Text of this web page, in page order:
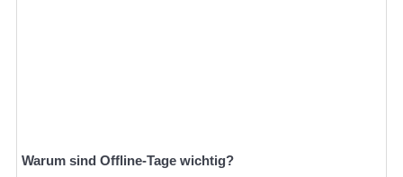
Warum sind Offline-Tage wichtig?